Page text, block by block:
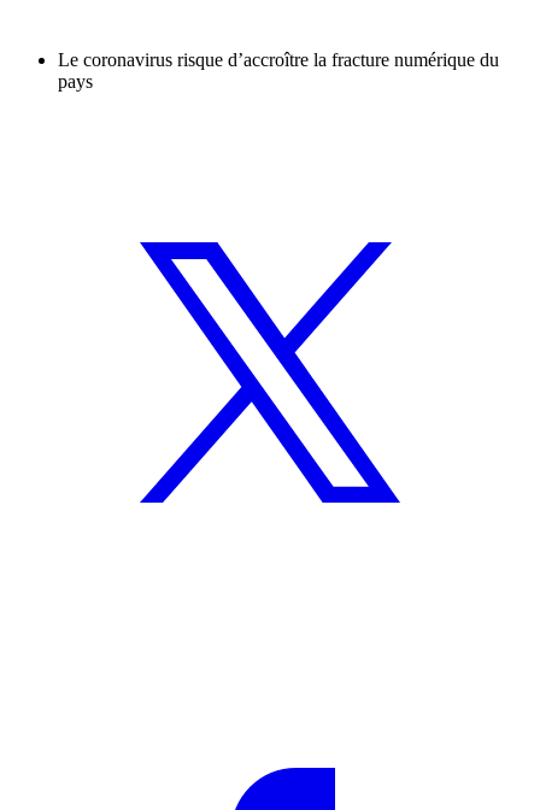
Le coronavirus risque d’accroître la fracture numérique du
pays